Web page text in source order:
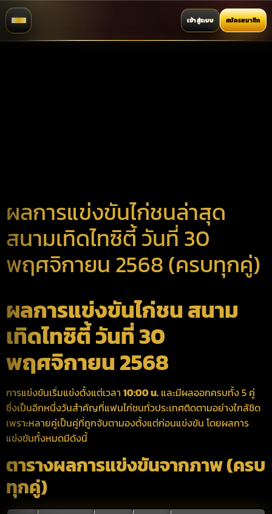
เข้าสู่ระบบ สมัครสมาชิก
ผลการแข่งขันไก่ชนล่าสุด
สนามเทิดไทซิตี้ วันที่ 30
พฤศจิกายน 2568 (ครบทุกคู่)
ผลการแข่งขันไก่ชน สนาม
เทิดไทซิตี้ วันที่ 30
พฤศจิกายน 2568
การแข่งขันเริ่มแข่งตั้งแต่เวลา 10:00 น. และมีผลออกครบทั้ง 5 คู่
ซึ่งเป็นอีกหนึ่งวันสำคัญที่แฟนไก่ชนทั่วประเทศติดตามอย่างใกล้ชิด
เพราะหลายคู่เป็นคู่ที่ถูกจับตามองตั้งแต่ก่อนแข่งขัน โดยผลการ
แข่งขันทั้งหมดมีดังนี้
ตารางผลการแข่งขันจากภาพ (ครบ
ทุกคู่)